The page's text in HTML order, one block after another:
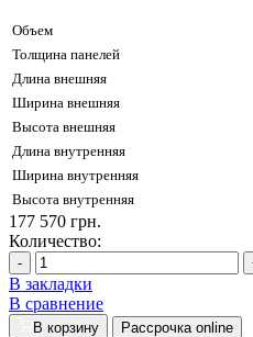
Объем
Толщина панелей
Длина внешняя
Ширина внешняя
Высота внешняя
Длина внутренняя
Ширина внутренняя
Высота внутренняя
177 570 грн.
Количество:
-
В закладки
В сравнение
В корзину Рассрочка online